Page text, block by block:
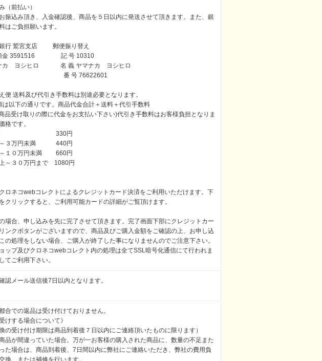
（前払い）
振込み頂き、入金確認後、商品を５日以内に発送させて頂きます。また、銀
はご負担願います。
銀行 鷲宮支店 郵便振り替え
預金 3591516 記 号 10310
ナカ ヨシヒロ 名 義 ヤマナカ ヨシヒロ
76622601
便 送料及び代引き手数料は別途必要となります。
は以下の通りです。商品代金合計＋送料＋代引手数料
品受け取りの際に代金をお支払い下さい)代引き手数料はお客様負担となりま
格です。
未満 330円
～３万円未満 440円
～１０万円未満 660円
～３０万円まで 1080円
ロネコwebコレクトによるクレジットカード決済をご利用いただけます。下
クリックすると、ご利用可能カードの詳細がご覧頂けます。
場合、申し込みを先に完了させて頂きます。完了画面下部にクレジットカー
ンクボタンがございますので、商品及びご購入金額をご確認の上、お申し込
の処理をしない場合、ご購入が終了した事になりませんのでご注意下さい。
ップ及びクロネコwebコレクト内の処理は全てSSL暗号化通信にて行われま
てご利用下さい。
認メール送信後7日以内となります。
合での返品は受け付けておりません。
けする場合について》
の受け付け期限は商品到着後７日以内にご連絡頂いたものに限ります）
品が間違っていた場合。万が一お客様の購入された商品に、数量の不足また
た場合は、商品到着後、7日間以内に弊社にご連絡いただき、弊社の費用負
換、または補修を行います。